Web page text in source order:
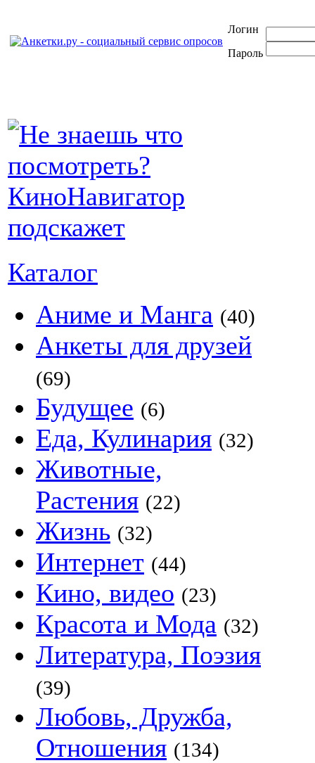
Логин
Пароль
Каталог
Аниме и Манга (40)
Анкеты для друзей
(69)
Будущее (6)
Еда, Кулинария (32)
Животные,
Растения (22)
Жизнь (32)
Интернет (44)
Кино, видео (23)
Красота и Мода (32)
Литература, Поэзия
(39)
Любовь, Дружба,
Отношения (134)